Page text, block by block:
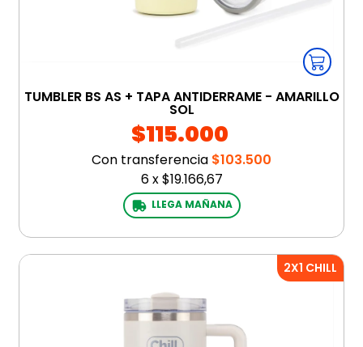
TUMBLER BS AS + TAPA ANTIDERRAME - AMARILLO
SOL
$115.000
Con transferencia $103.500
6x$19.166,67
LLEGA MAÑANA
2X1 CHILL